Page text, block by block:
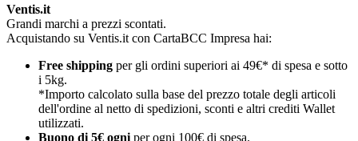
Ventis.it
Grandi marchi a prezzi scontati.
Acquistando su Ventis.it con CartaBCC Impresa hai:
Free shipping per gli ordini superiori ai 49€* di spesa e sotto
i 5kg.
*Importo calcolato sulla base del prezzo totale degli articoli
dell'ordine al netto di spedizioni, sconti e altri crediti Wallet
utilizzati.
Buono di 5€ ogni per ogni 100€ di spesa.